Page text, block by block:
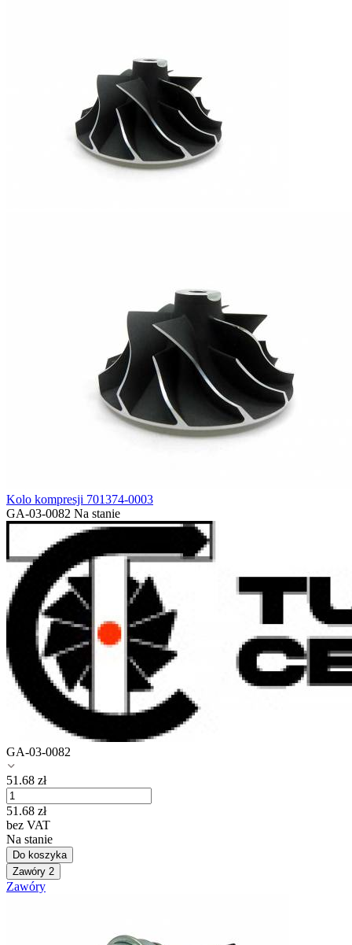
Kolo kompresji 701374-0003
GA-03-0082 Na stanie
GA-03-0082
51.68 zł
51.68 zł
bez VAT
Na stanie
Do koszyka
Zawóry 2
Zawóry